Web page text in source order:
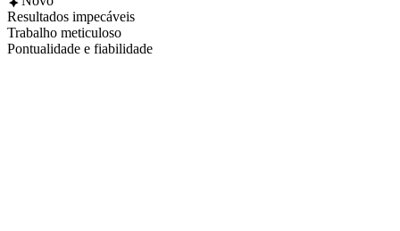
Resultados impecáveis
Trabalho meticuloso
Pontualidade e fiabilidade